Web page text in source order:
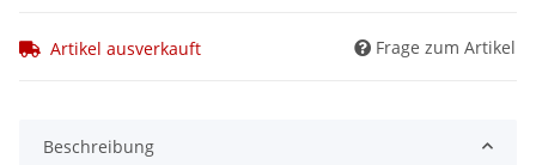
Artikel ausverkauft Frage zum Artikel
Beschreibung